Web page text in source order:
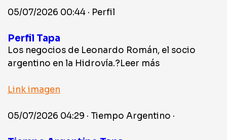
05/07/2026 00:44 · Perfil
Perfil Tapa
Los negocios de Leonardo Román, el socio
argentino en la Hidrovía.?Leer más
Link imagen
05/07/2026 04:29 · Tiempo Argentino ·